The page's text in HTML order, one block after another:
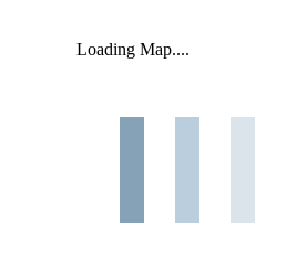
Loading Map....